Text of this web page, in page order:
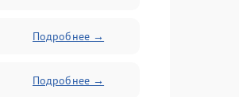
Подробнее →
Подробнее →